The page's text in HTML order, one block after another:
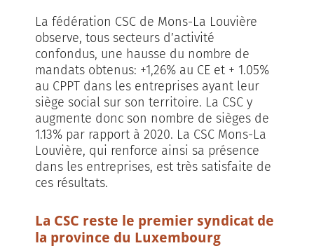
La fédération CSC de Mons-La Louvière
observe, tous secteurs d’activité
confondus, une hausse du nombre de
mandats obtenus: +1,26% au CE et + 1.05%
au CPPT dans les entreprises ayant leur
siège social sur son territoire. La CSC y
augmente donc son nombre de sièges de
1.13% par rapport à 2020. La CSC Mons-La
Louvière, qui renforce ainsi sa présence
dans les entreprises, est très satisfaite de
ces résultats.
La CSC reste le premier syndicat de
la province du Luxembourg